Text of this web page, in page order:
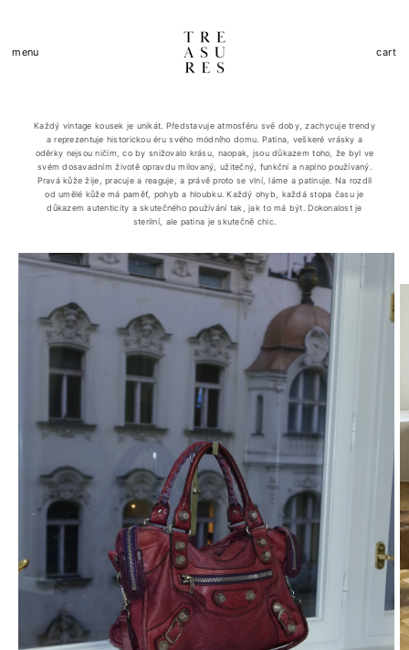
menu cart
Košík
Každý vintage kousek je unikát. Představuje atmosféru své doby, zachycuje trendy
a reprezentuje historickou éru svého módního domu. Patina, veškeré vrásky a
oděrky nejsou ničím, co by snižovalo krásu, naopak, jsou důkazem toho, že byl ve
svém dosavadním životě opravdu milovaný, užitečný, funkční a naplno používaný.
Pravá kůže žije, pracuje a reaguje, a právě proto se vlní, láme a patinuje. Na rozdíl
od umělé kůže má paměť, pohyb a hloubku. Každý ohyb, každá stopa času je
důkazem autenticity a skutečného používání tak, jak to má být. Dokonalost je
sterilní, ale patina je skutečně chic.
informace